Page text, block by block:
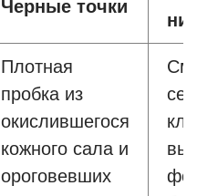
Черные точки
Плотная
пробка из
окислившегося
кожного сала и
ороговевших